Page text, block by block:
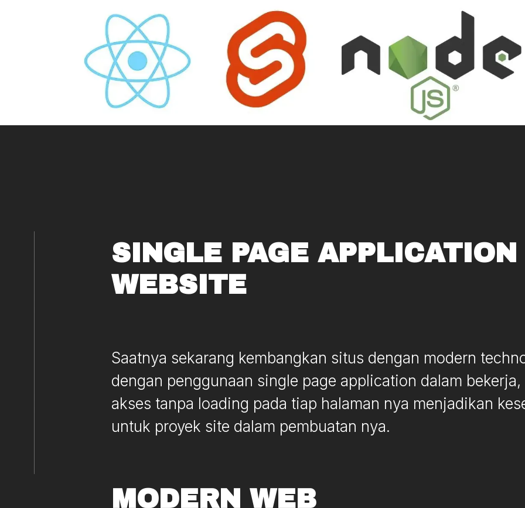
SINGLE PAGE APPLICATION
WEBSITE
Saatnya sekarang kembangkan situs dengan modern
dengan penggunaan single page application dalam
akses tanpa loading pada tiap halaman nya menjadikan
untuk proyek site dalam pembuatan nya.
MODERN WEB